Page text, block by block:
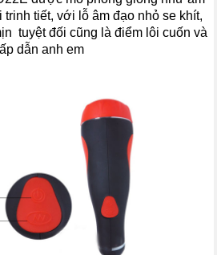
tiết, với lỗ âm đạo nhỏ se khít,
tuyệt đối cũng là điểm lôi cuốn và
dẫn anh em